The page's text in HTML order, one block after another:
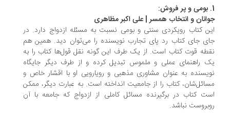
و انتخاب همسر | علی اکبر مظاهری
کتاب رویکردی سنتی و بومی نسبت به مسئله ازدواج دارد. در
جای کتاب رد پای تجارب نویسنده را می‌توان دید. همین هم
قوت کتاب است. از یک طرف این گونه نقل قول‌ها کتاب را به
راهنمای عملی و ملموس تبدیل کرده و از طرف دیگر جایگاه
به عنوان مشاوری مذهبی و رویارویی او با اقشار خاص و
کتاب را از جامعیت انداخته است. به عبارت دیگر، ممکن
کتاب در برگیرنده مسائل کاملی از ازدواج که جامعه با آن
نباشد.